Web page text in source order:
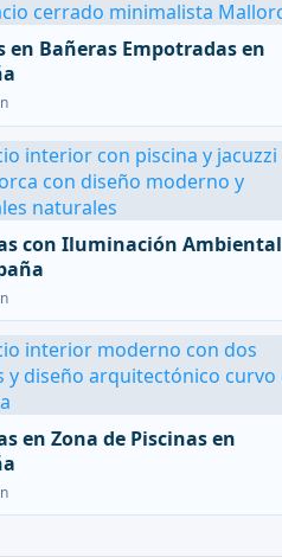
en Bañeras Empotradas en
con Iluminación Ambiental
en Zona de Piscinas en